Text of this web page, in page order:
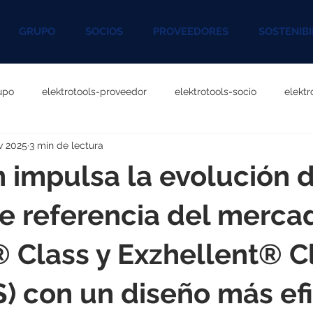
GRUPO SOCIOS PROVEEDORES
elektrotools-proveedor elektrotools-socio
P060000 elektrotools-P027000
P096000 elektrotools-P041000 elektrotools-
P046000 elektrotools-P121000 elektrotools-
impulsa la evolución
referencia del
Class y Exzhellent®
con un diseño más
2025 3 min de lectura